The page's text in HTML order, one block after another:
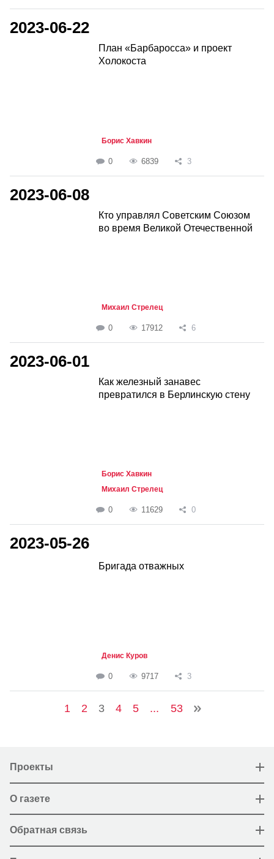
2023-06-22
План «Барбаросса» и проект
Холокоста
Борис Хавкин
0 6839 3
2023-06-08
Кто управлял Советским Союзом
во время Великой Отечественной
Михаил Стрелец
0 17912 6
2023-06-01
Как железный занавес
превратился в Берлинскую стену
Борис Хавкин
Михаил Стрелец
0 11629 0
2023-05-26
Бригада отважных
Денис Куров
0 9717 3
1 2 3 4 5 ... 53
Проекты
О газете
Обратная связь